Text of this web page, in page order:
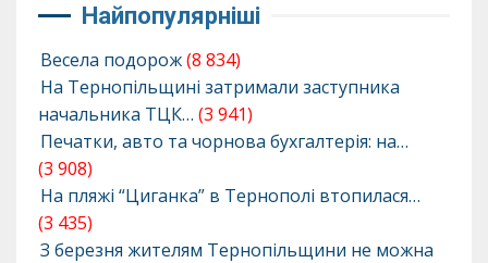
Найпопулярніші
Весела подорож(8 834)
На Тернопільщині затримали заступника
начальника ТЦК… (3 941)
Печатки, авто та чорнова бухгалтерія: на…
(3 908)
На пляжі “Циганка” в Тернополі втопилася…
(3 435)
З березня жителям Тернопільщини не можна